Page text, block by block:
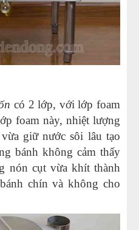
có 2 lớp, với lớp foam
foam này, nhiệt lượng
giữ nước sôi lâu tạo
bánh không cảm thấy
nón cụt vừa khít thành
chín và không cho